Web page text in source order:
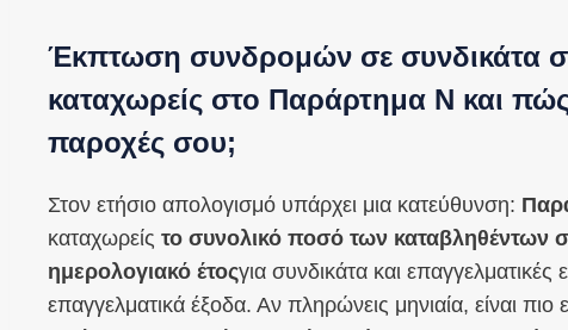
Έκπτωση συνδρομών σε συνδικάτα
καταχωρείς στο Παράρτημα Ν και
παροχές σου;
Στον ετήσιο απολογισμό υπάρχει μια κατεύθυνση:
καταχωρείς το συνολικό ποσό των καταβληθέντων
ημερολογιακό έτοςγια συνδικάτα και
επαγγελματικά έξοδα. Αν πληρώνεις μηνιαία, είναι πιο